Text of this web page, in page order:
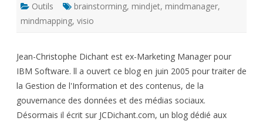
Outils brainstorming, mindjet, mindmanager,
mindmapping, visio
Jean-Christophe Dichant est ex-Marketing Manager pour
IBM Software. ll a ouvert ce blog en juin 2005 pour traiter de
la Gestion de l'Information et des contenus, de la
gouvernance des données et des médias sociaux.
Désormais il écrit sur JCDichant.com, un blog dédié aux